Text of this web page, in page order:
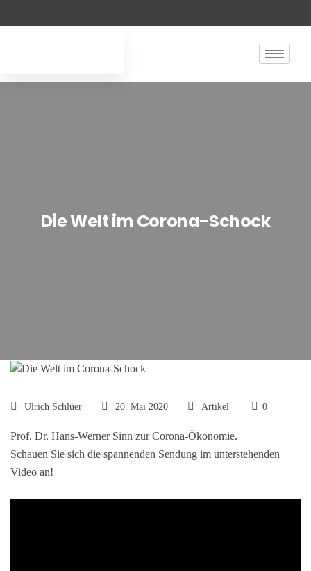
Die Welt im Corona-Schock
Ulrich Schlüer 20. Mai 2020 Artikel 0
Prof. Dr. Hans-Werner Sinn zur Corona-Ökonomie.
Schauen Sie sich die spannenden Sendung im unterstehenden
Video an!